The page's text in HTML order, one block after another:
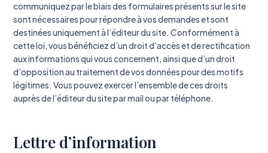
communiquez par le biais des formulaires présents sur le site
sont nécessaires pour répondre à vos demandes et sont
destinées uniquement à l’éditeur du site. Conformément à
cette loi, vous bénéficiez d’un droit d’accès et de rectification
aux informations qui vous concernent, ainsi que d’un droit
d’opposition au traitement de vos données pour des motifs
légitimes. Vous pouvez exercer l’ensemble de ces droits
auprès de l’éditeur du site par mail ou par téléphone.
Lettre d’information